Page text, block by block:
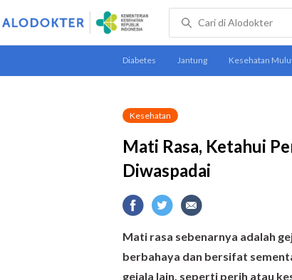
Kesehatan
Mati Rasa, Ketahui
Diwaspadai
Mati rasa sebenarnya adalah
berbahaya dan bersifat
gejala lain, seperti perih atau